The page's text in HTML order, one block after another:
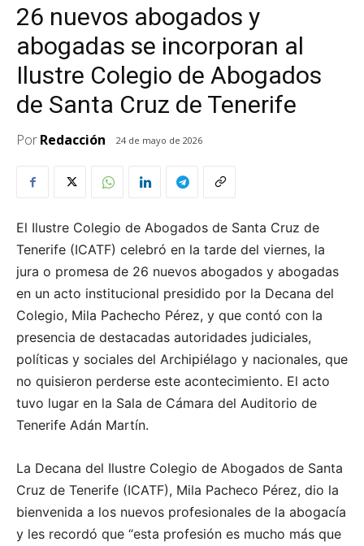
26 nuevos abogados y
abogadas se incorporan al
Ilustre Colegio de Abogados
de Santa Cruz de Tenerife
PorRedacción 24 de mayo de 2026
El Ilustre Colegio de Abogados de Santa Cruz de
Tenerife (ICATF) celebró en la tarde del viernes, la
jura o promesa de 26 nuevos abogados y abogadas
en un acto institucional presidido por la Decana del
Colegio, Mila Pachecho Pérez, y que contó con la
presencia de destacadas autoridades judiciales,
políticas y sociales del Archipiélago y nacionales, que
no quisieron perderse este acontecimiento. El acto
tuvo lugar en la Sala de Cámara del Auditorio de
Tenerife Adán Martín.
La Decana del Ilustre Colegio de Abogados de Santa
Cruz de Tenerife (ICATF), Mila Pacheco Pérez, dio la
bienvenida a los nuevos profesionales de la abogacía
y les recordó que “esta profesión es mucho más que